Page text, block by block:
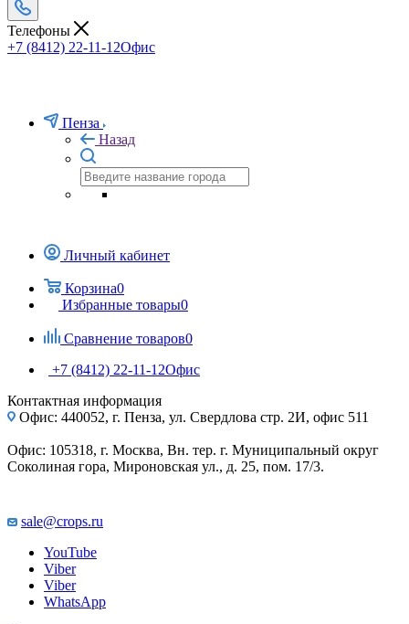
Телефоны
+7 (8412) 22-11-12Офис
Пенза
Назад
Личный кабинет
Корзина0
Избранные товары0
Сравнение товаров0
+7 (8412) 22-11-12Офис
Контактная информация
Офис: 440052, г. Пенза, ул. Свердлова стр. 2И, офис 511
Офис: 105318, г. Москва, Вн. тер. г. Муниципальный округ
Соколиная гора, Мироновская ул., д. 25, пом. 17/3.
sale@crops.ru
YouTube
Viber
Viber
WhatsApp